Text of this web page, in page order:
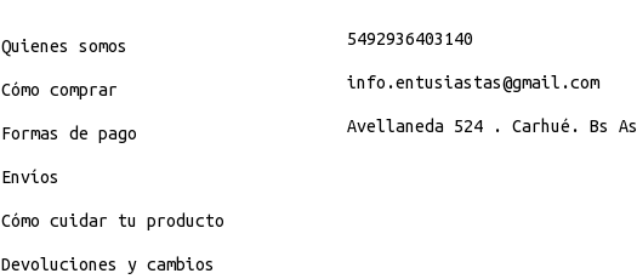
Quienes somos
Cómo comprar
Formas de pago
Envíos
Cómo cuidar tu producto
Devoluciones y cambios
5492936403140
info.entusiastas@gmail.com
Avellaneda 524 . Carhué. Bs As